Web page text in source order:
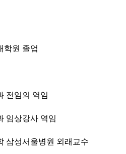
학원 졸업
전임의 역임
임상강사 역임
삼성서울병원 외래교수